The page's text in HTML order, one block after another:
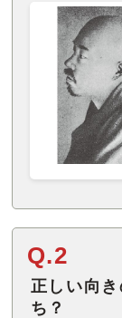
Q.2
正しい向
ち？